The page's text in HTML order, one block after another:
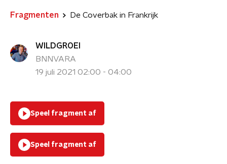
Fragmenten De Coverbak in Frankrijk
WILDGROEI
BNNVARA
19 juli 2021 02:00 - 04:00
Speel fragment af
Speel fragment af